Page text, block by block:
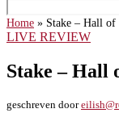
Home » Stake – Hall of
LIVE REVIEW
Stake – Hall
geschreven door